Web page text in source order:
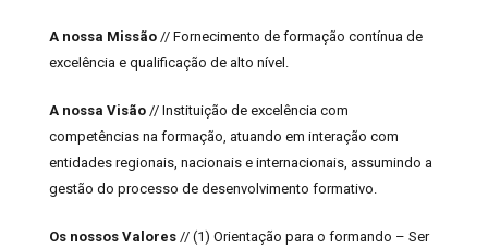
A nossa Missão // Fornecimento de formação contínua de
excelência e qualificação de alto nível.
A nossa Visão // Instituição de excelência com
competências na formação, atuando em interação com
entidades regionais, nacionais e internacionais, assumindo a
gestão do processo de desenvolvimento formativo.
Os nossos Valores // (1) Orientação para o formando – Ser